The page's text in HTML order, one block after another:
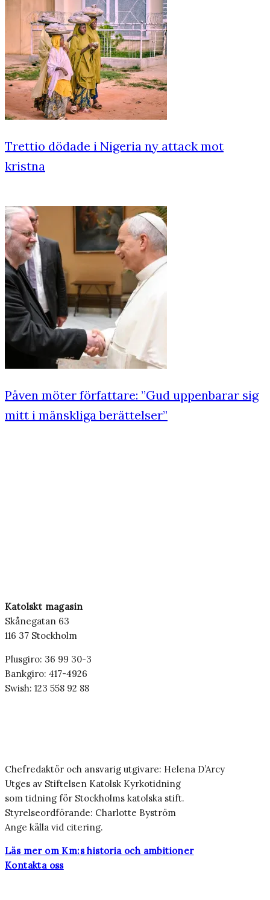
Trettio dödade i Nigeria ny attack mot
kristna
Påven möter författare: ”Gud uppenbarar sig
mitt i mänskliga berättelser”
Katolskt magasin
Skånegatan 63
116 37 Stockholm
Plusgiro: 36 99 30-3
Bankgiro: 417-4926
Swish: 123 558 92 88
Chefredaktör och ansvarig utgivare: Helena D’Arcy
Utges av Stiftelsen Katolsk Kyrkotidning
som tidning för Stockholms katolska stift.
Styrelseordförande: Charlotte Byström
Ange källa vid citering.
Läs mer om Km:s historia och ambitioner
Kontakta oss